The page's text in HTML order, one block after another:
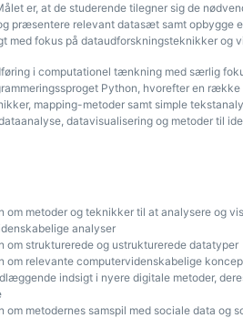
er, at de studerende tilegner sig de
præsentere relevant datasæt samt opbygge
med fokus på dataudforskningsteknikker og
i computationel tænkning med særlig
Python, hvorefter en
mapping-metoder samt simple
datavisualisering og metoder til
om metoder og teknikker til at analysere og
analyser
om strukturerede og ustrukturerede datatyper
om relevante computervidenskabelige
indsigt i nyere digitale metoder,
om metodernes samspil med sociale data og